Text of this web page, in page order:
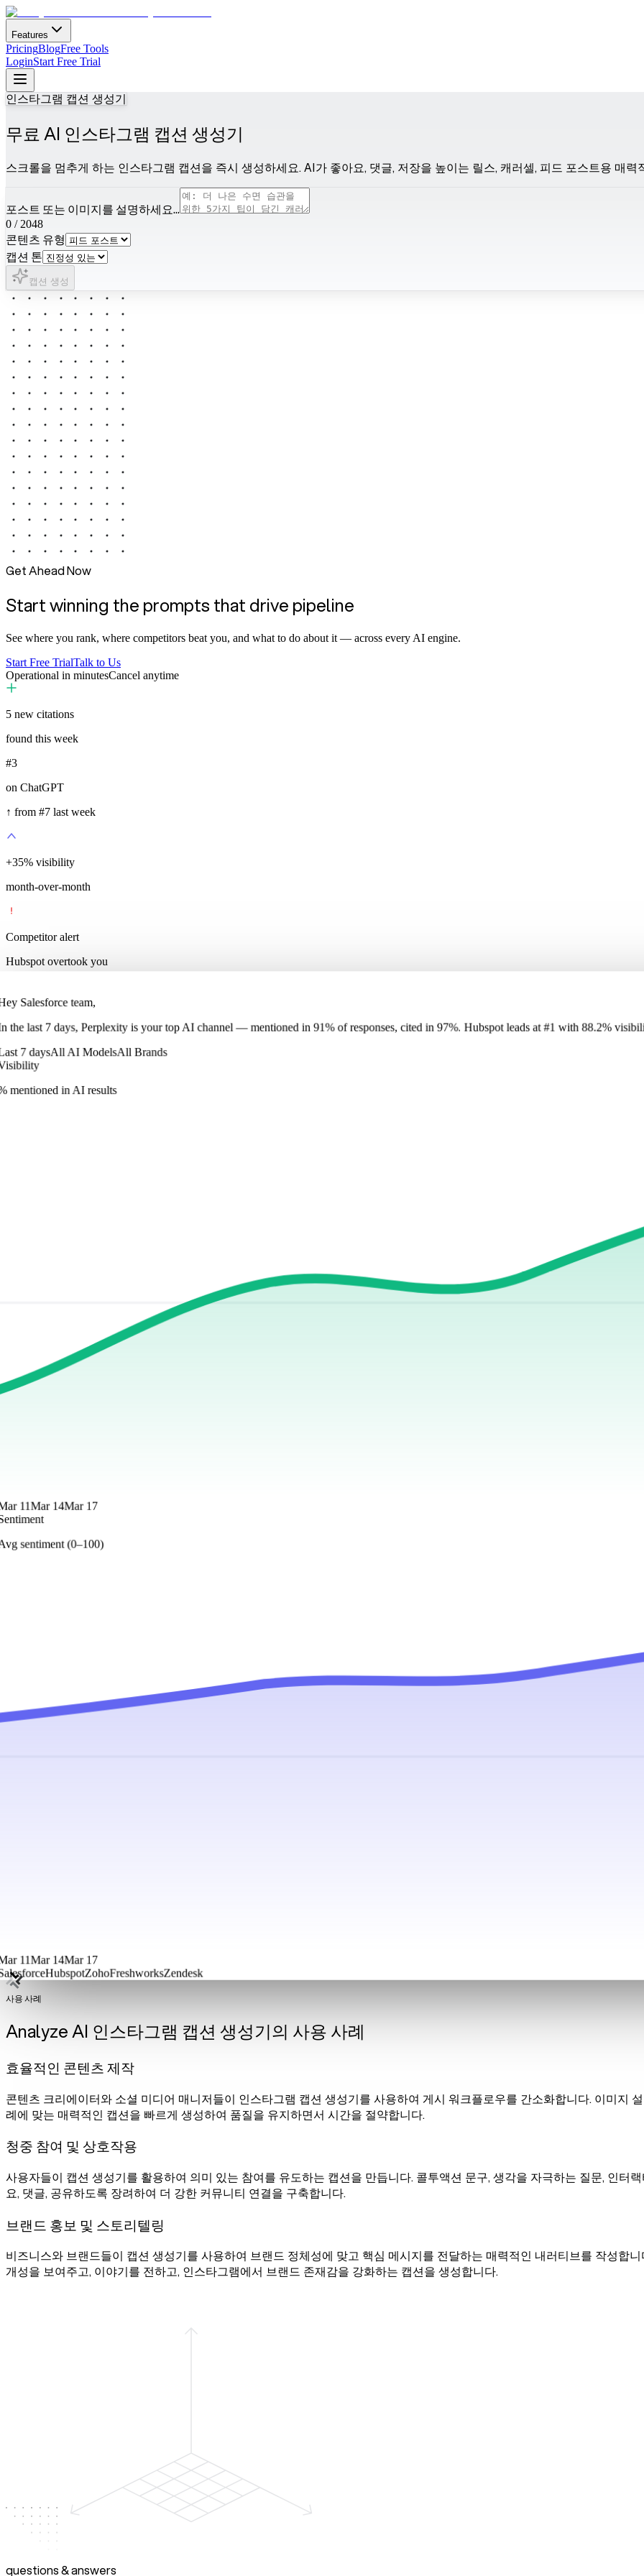
Features
PricingBlogFree Tools
LoginStart Free Trial
인스타그램 캡션 생성기
무료 AI 인스타그램 캡션 생성기
스크롤을 멈추게 하는 인스타그램 캡션을 즉시 생성하세요. AI가 좋아요, 댓글, 저장을 높이는 릴스, 캐러셀, 피드 포스트용 매력
포스트 또는 이미지를 설명하세요...
0 / 2048
콘텐츠 유형
캡션 톤
캡션 생성
Get Ahead Now
Start winning the prompts that drive pipeline
See where you rank, where competitors beat you, and what to do about it — across every AI engine.
Start Free TrialTalk to Us
Operational in minutesCancel anytime
5 new citations
found this week
#3
on ChatGPT
↑ from #7 last week
+35% visibility
month-over-month
Competitor alert
Hubspot overtook you
Salesforce team,
the last 7 days, Perplexityis your top AI channel — mentioned in 91% of responses, cited in 97%. Hubspotleads at #1 with 88.2%
7 daysAll AI ModelsAll Brands
mentioned in AI results
11Mar 14Mar 17
sentiment (0–100)
11Mar 14Mar 17
HubspotZohoFreshworksZendesk
사용 사례
Analyze AI 인스타그램 캡션 생성기의 사용 사례
효율적인 콘텐츠 제작
콘텐츠 크리에이터와 소셜 미디어 매니저들이 인스타그램 캡션 생성기를 사용하여 게시 워크플로우를 간소화합니다. 이미지
례에 맞는 매력적인 캡션을 빠르게 생성하여 품질을 유지하면서 시간을 절약합니다.
청중 참여 및 상호작용
사용자들이 캡션 생성기를 활용하여 의미 있는 참여를 유도하는 캡션을 만듭니다. 콜투액션 문구, 생각을 자극하는 질문, 인터
요, 댓글, 공유하도록 장려하여 더 강한 커뮤니티 연결을 구축합니다.
브랜드 홍보 및 스토리텔링
비즈니스와 브랜드들이 캡션 생성기를 사용하여 브랜드 정체성에 맞고 핵심 메시지를 전달하는 매력적인 내러티브를 작성합
개성을 보여주고, 이야기를 전하고, 인스타그램에서 브랜드 존재감을 강화하는 캡션을 생성합니다.
questions & answers